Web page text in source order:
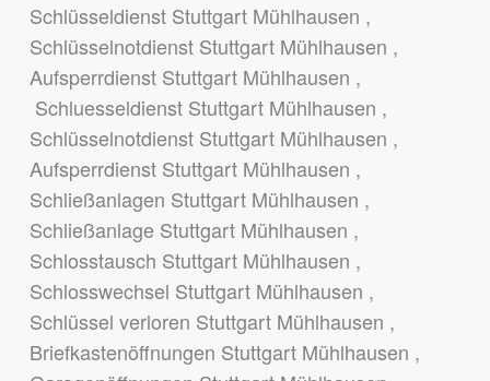
Schlüsseldienst Stuttgart Mühlhausen ,
Schlüsselnotdienst Stuttgart Mühlhausen ,
Aufsperrdienst Stuttgart Mühlhausen ,
Schluesseldienst Stuttgart Mühlhausen ,
Schlüsselnotdienst Stuttgart Mühlhausen ,
Aufsperrdienst Stuttgart Mühlhausen ,
Schließanlagen Stuttgart Mühlhausen ,
Schließanlage Stuttgart Mühlhausen ,
Schlosstausch Stuttgart Mühlhausen ,
Schlosswechsel Stuttgart Mühlhausen ,
Schlüssel verloren Stuttgart Mühlhausen ,
Briefkastenöffnungen Stuttgart Mühlhausen ,